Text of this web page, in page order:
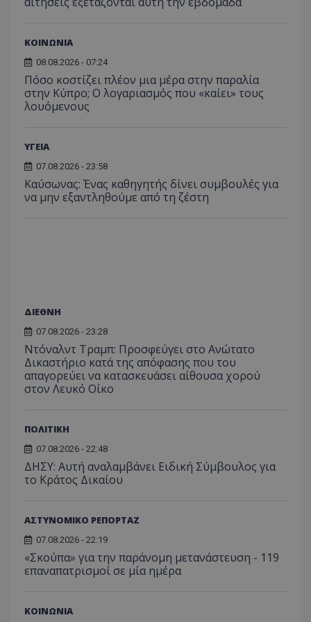
ΚΟΙΝΩΝΙΑ
08.08.2026 - 07:24
Πόσο κοστίζει πλέον μια μέρα στην παραλία
στην Κύπρο; Ο λογαριασμός που «καίει» τους
λουόμενους
ΥΓΕΙΑ
07.08.2026 - 23:58
Kαύσωνας: Ένας καθηγητής δίνει συμβουλές για
να μην εξαντληθούμε από τη ζέστη
ΔΙΕΘΝΗ
07.08.2026 - 23:28
Ντόναλντ Τραμπ: Προσφεύγει στο Ανώτατο
Δικαστήριο κατά της απόφασης που του
απαγορεύει να κατασκευάσει αίθουσα χορού
στον Λευκό Οίκο
ΠΟΛΙΤΙΚΗ
07.08.2026 - 22:48
ΔΗΣΥ: Αυτή αναλαμβάνει Ειδική Σύμβουλος για
το Κράτος Δικαίου
ΑΣΤΥΝΟΜΙΚΟ ΡΕΠΟΡΤΑΖ
07.08.2026 - 22:19
«Σκούπα» για την παράνομη μετανάστευση - 119
επαναπατρισμοί σε μία ημέρα
ΚΟΙΝΩΝΙΑ
usprivacy
.lifenewscy.tothemaonline.com
VISITOR_PRIVACY_METADATA
YouTube
.youtube.com